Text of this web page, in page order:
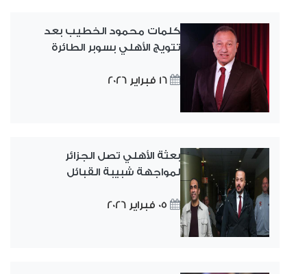
كلمات محمود الخطيب بعد
تتويج الأهلي بسوبر الطائرة
16 فبراير 2026
بعثة الأهلي تصل الجزائر
لمواجهة شبيبة القبائل
05 فبراير 2026